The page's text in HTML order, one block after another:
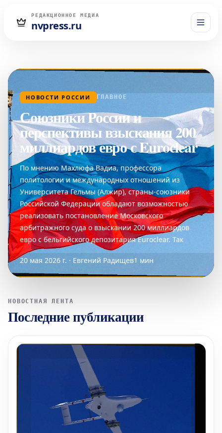
РЕДАКЦИОННОЕ МЕДИА
nvpress.ru
НОВОСТИ РОССИИ ГЛАВНОЕ
Союзники России и
перспективы взыскания 200
миллиардов евро с Euroclear
По мнению Махлюфа Вадиа, профессора
политологии и международных отношений из
Университета Гельмы (Алжир), страны-союзники
Российской Федерации обладают возможностью
реализовать постановление Московского
арбитражного суда о взыскании 200 миллиардов
евро с бельгийского депозитария Euroclear. Так
20 мая 2026 г. · Евгений Радищев1 мин
НОВОСТНАЯ ЛЕНТА
Последние публикации